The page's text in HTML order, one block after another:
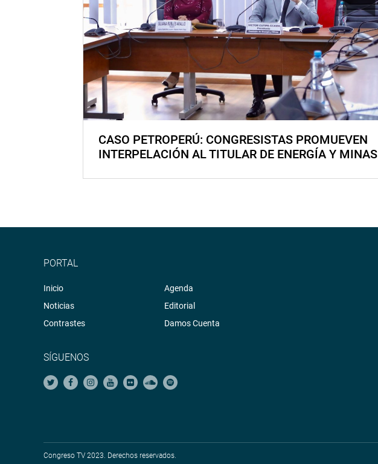
CASO PETROPERÚ: CONGRESISTAS PROMUEVEN
INTERPELACIÓN AL TITULAR DE ENERGÍA Y MINAS
PORTAL
Inicio
Noticias
Contrastes
Agenda
Editorial
Damos Cuenta
SÍGUENOS
Congreso TV 2023. Derechos reservados.